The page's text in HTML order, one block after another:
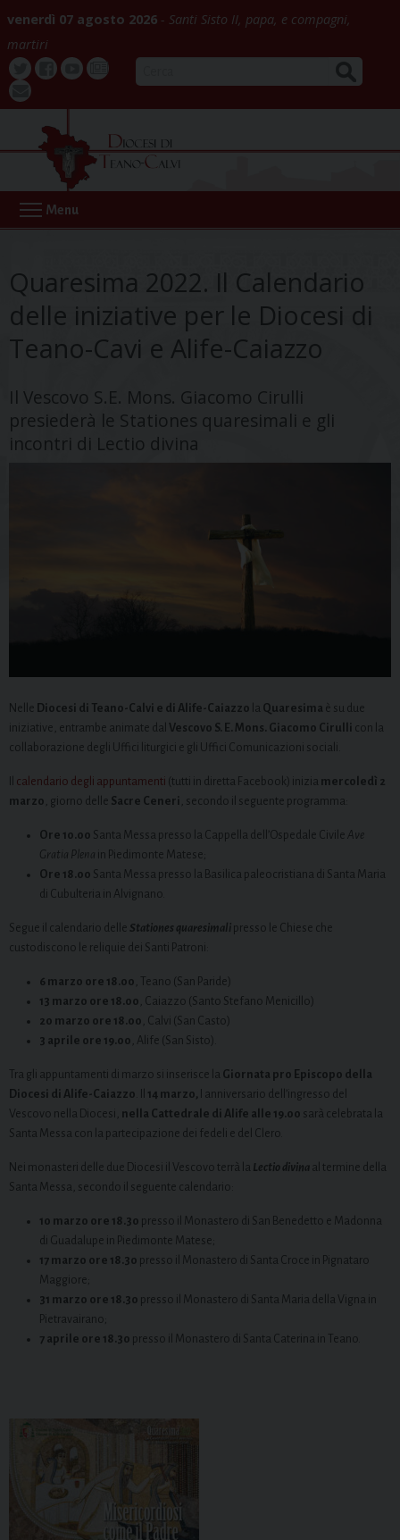
content
venerdì 07 agosto 2026
Santi Sisto II, papa, e compagni,
martiri
Twitter
Buona
webmail
Menu
Quaresima 2022. Il Calendario
delle iniziative per le Diocesi di
Teano-Cavi e Alife-Caiazzo
Il Vescovo S.E. Mons. Giacomo Cirulli
presiederà le Stationes quaresimali e gli
incontri di Lectio divina
Nelle Diocesi di Teano-Calvi e di Alife-Caiazzo la Quaresima è su due
iniziative, entrambe animate dal Vescovo S. E. Mons. Giacomo Cirulli con la
collaborazione degli Uffici liturgici e gli Uffici Comunicazioni sociali.
calendario degli appuntamenti (tutti in diretta Facebook) inizia mercoledì 2
marzo , giorno delle Sacre Ceneri , secondo il seguente programma:
Ore 10.00 Santa Messa presso la Cappella dell’Ospedale Civile Ave
Gratia Plena in Piedimonte Matese;
Ore 18.00 Santa Messa presso la Basilica paleocristiana di Santa Maria
di Cubulteria in Alvignano.
Segue il calendario delle Stationes quaresimali presso le Chiese che
custodiscono le reliquie dei Santi Patroni:
6 marzo ore 18.00 , Teano (San Paride)
13 marzo ore 18.00 , Caiazzo (Santo Stefano Menicillo)
20 marzo ore 18.00 , Calvi (San Casto)
3 aprile ore 19.00 , Alife (San Sisto).
Tra gli appuntamenti di marzo si inserisce la Giornata pro Episcopo della
Diocesi di Alife-Caiazzo
14 marzo, I anniversario dell’ingresso del
Vescovo nella Diocesi, nella Cattedrale di Alife alle 19.00 sarà celebrata la
Santa Messa con la partecipazione dei fedeli e del Clero.
Nei monasteri delle due Diocesi il Vescovo terrà la Lectio divina al termine della
Santa Messa, secondo il seguente calendario:
10 marzo ore 18.30 presso il Monastero di San Benedetto e Madonna
di Guadalupe in Piedimonte Matese;
17 marzo ore 18.30 presso il Monastero di Santa Croce in Pignataro
Maggiore;
31 marzo ore 18.30 presso il Monastero di Santa Maria della Vigna in
Pietravairano;
7 aprile ore 18.30 presso il Monastero di Santa Caterina in Teano.